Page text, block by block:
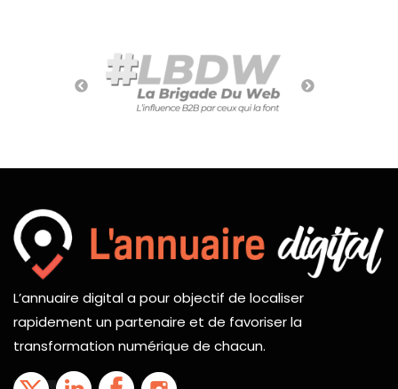
L’annuaire digital a pour objectif de localiser
rapidement un partenaire et de favoriser la
transformation numérique de chacun.